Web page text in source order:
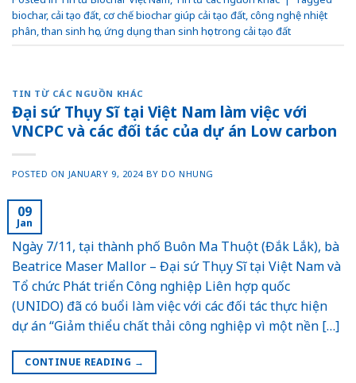
biochar, cải tạo đất cơ chế biochar giúp cải tạo đất công nghệ nhiệt
phân than sinh học, ứng dụng than sinh học trong cải tạo đất
TIN TỪ CÁC NGUỒN KHÁC
Đại sứ Thụy Sĩ tại Việt Nam làm việc với
VNCPC và các đối tác của dự án Low carbon
POSTED ON JANUARY 9, 2024 BYDO NHUNG
09
Jan
Ngày 7/11, tại thành phố Buôn Ma Thuột (Đắk Lắk), bà
Beatrice Maser Mallor – Đại sứ Thụy Sĩ tại Việt Nam và
Tổ chức Phát triển Công nghiệp Liên hợp quốc
(UNIDO) đã có buổi làm việc với các đối tác thực hiện
dự án “Giảm thiểu chất thải công nghiệp vì một nền […]
CONTINUE READING →